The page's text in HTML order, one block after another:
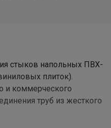
стыков напольных ПВХ-
плиток).
и коммерческого
труб из жесткого